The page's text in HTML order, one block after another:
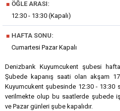
■ ÖĞLE ARASI:
12:30 - 13:30 (Kapalı)
■ HAFTA SONU:
Cumartesi Pazar Kapalı
Denizbank Kuyumcukent şubesi
Şubede kapanış saati olan akşam
Kuyumcukent şubesinde 12:30 - 13:30
verilmekte olup bu saatlerde şubede
ve Pazar günleri şube kapalıdır.